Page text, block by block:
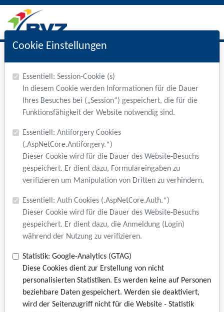
BVZ Interner Bereich
Zugang (E-Mail ODER Einrichtungskürzel ohne Vereinsnummer)
Passwort
Anmelden
Passwort vergessen
Registrieren
Cookie Einstellungen
Essentiell: Session-Cookie (s)
In diesem Cookie werden Informationen für die Dauer
Ihres Besuches bei („Session“) gespeichert, die für die
Funktionsfähigkeit der Website notwendig sind.
Essentiell: Antiforgery Cookies
(.AspNetCore.Antiforgery.*)
Dieser Cookie wird für die Dauer des Website-Besuchs
gespeichert. Er dient dazu, Formulareingaben zu
verifizieren um Manipulation von Dritten zu verhindern.
Essentiell: Auth Cookies (.AspNetCore.Auth.*)
Dieser Cookie wird für die Dauer des Website-Besuchs
gespeichert. Er dient dazu, die Anmeldung (Login)
während der Nutzung zu verifizieren.
Statistik: Google-Analytics (GTAG)
Diese Cookies dient zur Erstellung von nicht
personalisierten Statistiken. Es werden keine auf Personen
beziehbare Daten gespeichert. Werden sie deaktiviert,
wird der Seitenzugriff nicht für die Website - Statistik